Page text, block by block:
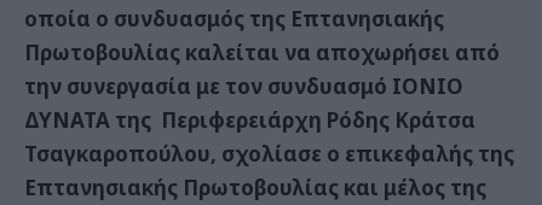
οποία ο συνδυασμός της Επτανησιακής
Πρωτοβουλίας καλείται να αποχωρήσει από
την συνεργασία με τον συνδυασμό ΙΟΝΙΟ
ΔΥΝΑΤΑ της Περιφερειάρχη Ρόδης Κράτσα
Τσαγκαροπούλου, σχολίασε ο επικεφαλής της
Επτανησιακής Πρωτοβουλίας και μέλος της